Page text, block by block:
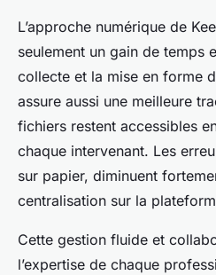
L’approche numérique de
seulement un gain de temps
collecte et la mise en forme
assure aussi une meilleure
fichiers restent accessibles
chaque intervenant. Les
sur papier, diminuent
centralisation sur la
Cette gestion fluide et
l’expertise de chaque